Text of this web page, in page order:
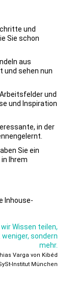
und
Sie schon
aus
und sehen nun
und
und Inspiration
in der
Sie ein
Ihrem
Inhouse-
wir Wissen teilen,
sondern
mehr.
Varga von Kibéd
Institut München